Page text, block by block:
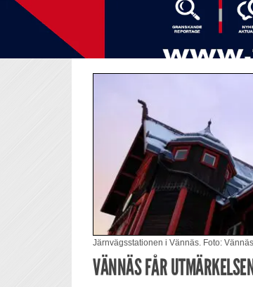
Järnvägsstationen i Vännäs. Foto:
VÄNNÄS FÅR